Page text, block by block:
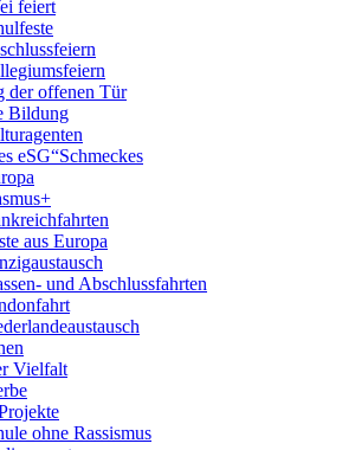
feiert
der offenen Tür
Bildung
eSG“Schmeckes
aus Europa
und Abschlussfahrten
Vielfalt
ohne Rassismus